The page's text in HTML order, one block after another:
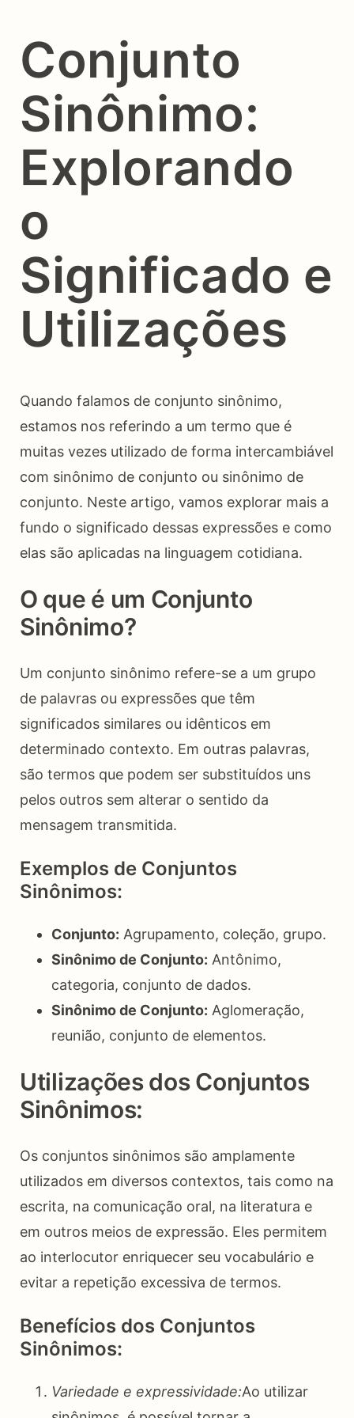
Conjunto
Sinônimo:
Explorando
o
Significado e
Utilizações
Quando falamos de conjunto sinônimo,
estamos nos referindo a um termo que é
muitas vezes utilizado de forma intercambiável
com sinônimo de conjunto ou sinônimo de
conjunto. Neste artigo, vamos explorar mais a
fundo o significado dessas expressões e como
elas são aplicadas na linguagem cotidiana.
O que é um Conjunto
Sinônimo?
Um conjunto sinônimo refere-se a um grupo
de palavras ou expressões que têm
significados similares ou idênticos em
determinado contexto. Em outras palavras,
são termos que podem ser substituídos uns
pelos outros sem alterar o sentido da
mensagem transmitida.
Exemplos de Conjuntos
Sinônimos:
Conjunto: Agrupamento, coleção, grupo.
Sinônimo de Conjunto: Antônimo,
categoria, conjunto de dados.
Sinônimo de Conjunto: Aglomeração,
reunião, conjunto de elementos.
Utilizações dos Conjuntos
Sinônimos:
Os conjuntos sinônimos são amplamente
utilizados em diversos contextos, tais como na
escrita, na comunicação oral, na literatura e
em outros meios de expressão. Eles permitem
ao interlocutor enriquecer seu vocabulário e
evitar a repetição excessiva de termos.
Benefícios dos Conjuntos
Sinônimos:
Variedade e expressividade:Ao utilizar